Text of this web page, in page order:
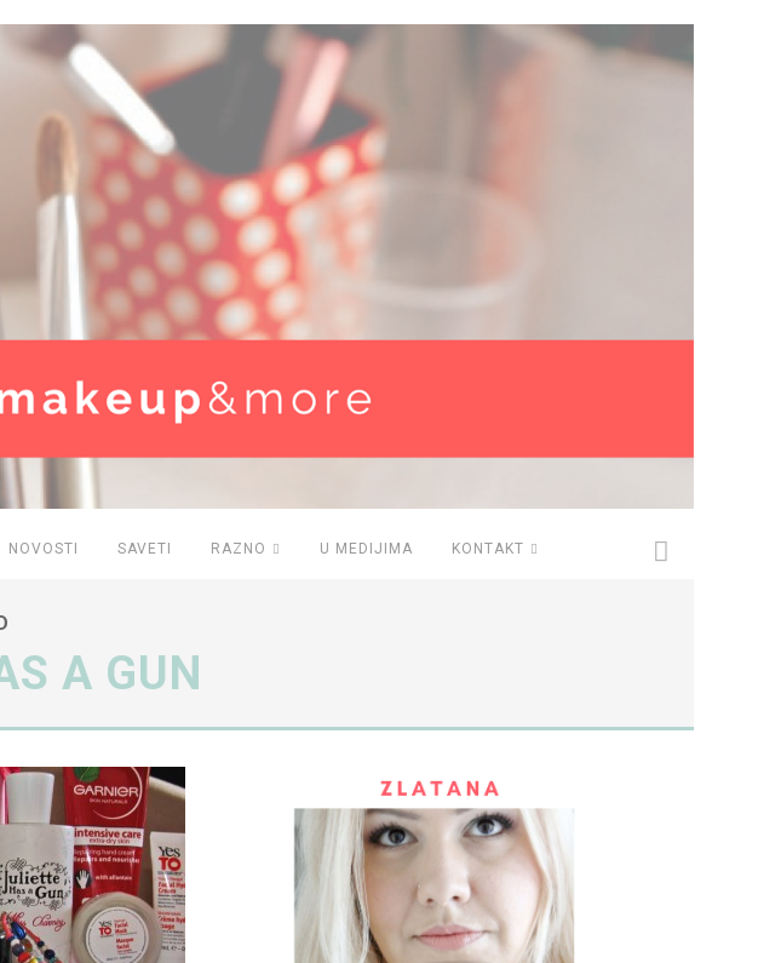
NOVOSTI SAVETI RAZNO U MEDIJIMA KONTAKT
A GUN